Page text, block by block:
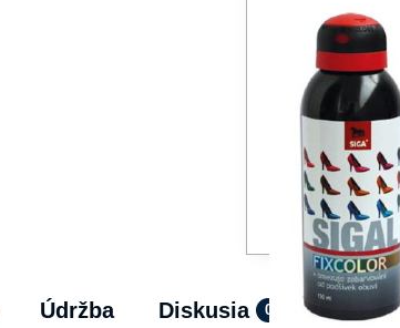
Údržba Diskusia 0